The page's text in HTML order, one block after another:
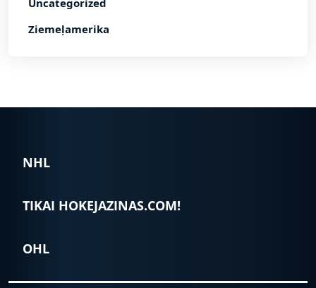
Uncategorized
Ziemeļamerika
NHL
TIKAI HOKEJAZINAS.COM!
OHL